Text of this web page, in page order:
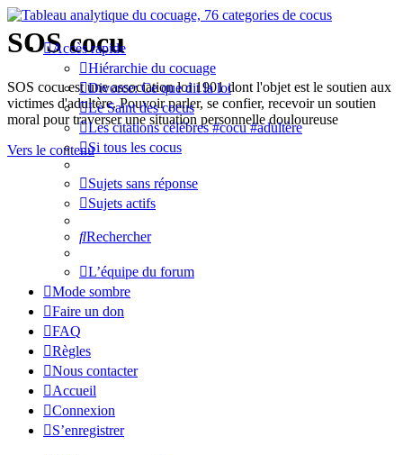
SOS cocu
SOS cocu est une association loi 1901 dont l'objet est le soutien aux
victimes d'adultère. Pouvoir parler, se confier, recevoir un soutien
moral pour traverser une situation personnelle douloureuse
Vers le contenu
Accès rapide
Hiérarchie du cocuage
Divorce: Ce que dit la loi
Le Saint des cocus
Les citations célèbres #cocu #adultère
Si tous les cocus
Sujets sans réponse
Sujets actifs
Rechercher
L’équipe du forum
Mode sombre
Faire un don
FAQ
Règles
Nous contacter
Accueil
Connexion
S’enregistrer